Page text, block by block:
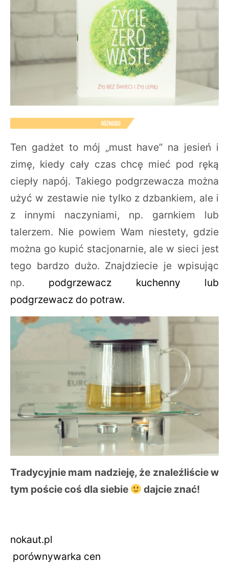
Ten gadżet to mój „must have” na jesień i
zimę, kiedy cały czas chcę mieć pod ręką
ciepły napój. Takiego podgrzewacza można
użyć w zestawie nie tylko z dzbankiem, ale i
z innymi naczyniami, np. garnkiem lub
talerzem. Nie powiem Wam niestety, gdzie
można go kupić stacjonarnie, ale w sieci jest
tego bardzo dużo. Znajdziecie je wpisując
np. podgrzewacz kuchenny lub
podgrzewacz do potraw.
Tradycyjnie mam nadzieję, że znaleźliście w
tym poście coś dla siebie
dajcie znać!
nokaut.pl
porównywarka cen